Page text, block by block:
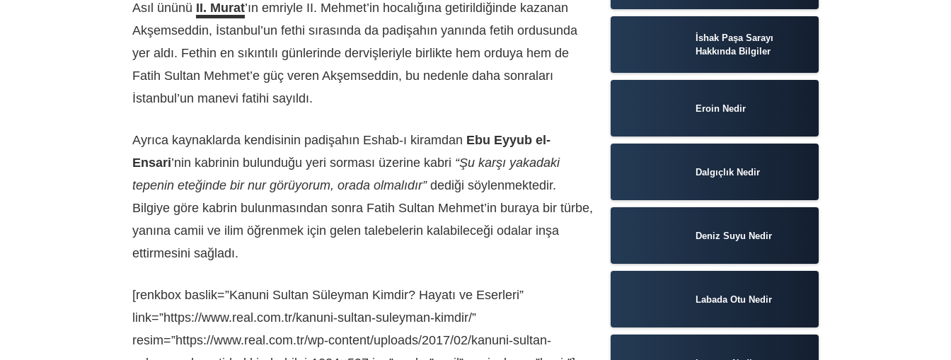
Asıl ününü II. Murat’ın emriyle II. Mehmet’in hocalığına getirildiğinde kazanan
Akşemseddin, İstanbul’un fethi sırasında da padişahın yanında fetih ordusunda
yer aldı. Fethin en sıkıntılı günlerinde dervişleriyle birlikte hem orduya hem de
Fatih Sultan Mehmet’e güç veren Akşemseddin, bu nedenle daha sonraları
İstanbul’un manevi fatihi sayıldı.
Ayrıca kaynaklarda kendisinin padişahın Eshab-ı kiramdan Ebu Eyyub el-
Ensari’nin kabrinin bulunduğu yeri sorması üzerine kabri “Şu karşı yakadaki
tepenin eteğinde bir nur görüyorum, orada olmalıdır”dediği söylenmektedir.
Bilgiye göre kabrin bulunmasından sonra Fatih Sultan Mehmet’in buraya bir türbe,
yanına camii ve ilim öğrenmek için gelen talebelerin kalabileceği odalar inşa
ettirmesini sağladı.
[renkbox baslik=”Kanuni Sultan Süleyman Kimdir? Hayatı ve Eserleri”
link=”https://www.real.com.tr/kanuni-sultan-suleyman-kimdir/”
resim=”https://www.real.com.tr/wp-content/uploads/2017/02/kanuni-sultan-
İshak Paşa Sarayı
Hakkında Bilgiler
Eroin Nedir
Dalgıçlık Nedir
Deniz Suyu Nedir
Labada Otu Nedir